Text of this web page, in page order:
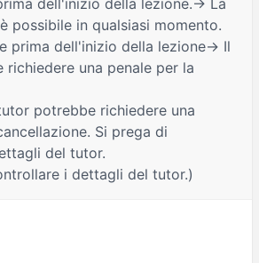
possibile in qualsiasi momento.
prima dell'inizio della lezione→ Il
una penale per la
potrebbe richiedere una
Si prega di
del tutor.
i dettagli del tutor.)